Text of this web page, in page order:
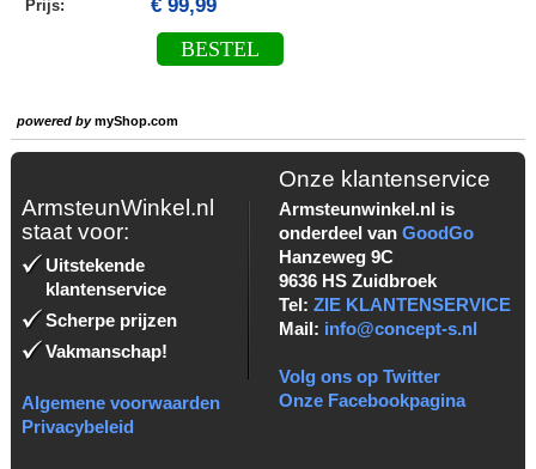
Prijs: € 99,99
BESTEL
powered bymyShop.com
ArmsteunWinkel.nl
staat voor:
Uitstekende
klantenservice
Scherpe prijzen
Vakmanschap!
Algemene voorwaarden
Privacybeleid
Onze klantenservice
Armsteunwinkel.nl is
onderdeel van GoodGo
Hanzeweg 9C
9636 HS Zuidbroek
Tel: ZIE KLANTENSERVICE
Mail: info@concept-s.nl
Volg ons op Twitter
Onze Facebookpagina